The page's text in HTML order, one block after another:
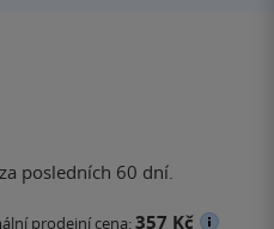
posledních 60 dní.
prodejní cena:357 Kč